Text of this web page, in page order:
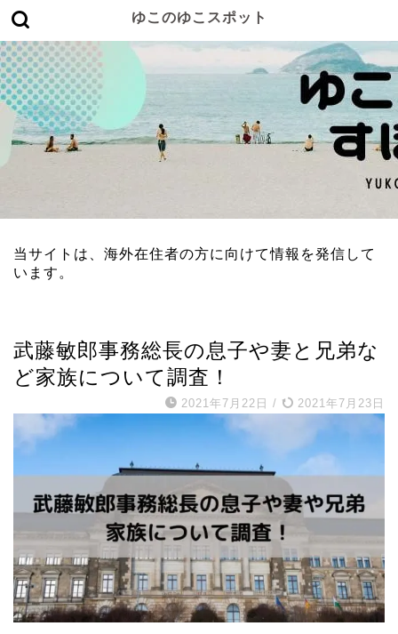
ゆこのゆこスポット
当サイトは、海外在住者の方に向けて情報を発信して
います。
武藤敏郎事務総長の息子や妻と兄弟な
ど家族について調査！
2021年7月22日 / 2021年7月23日